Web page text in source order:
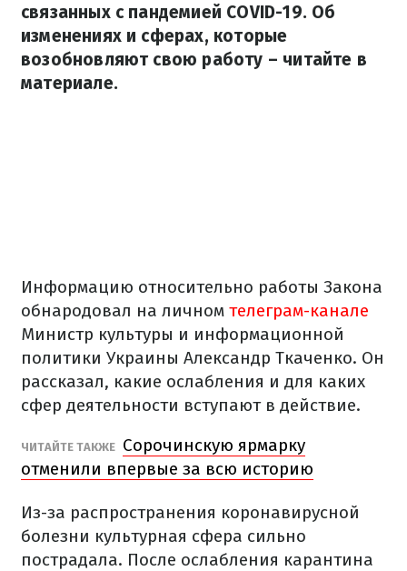
связанных с пандемией COVID-19. Об
изменениях и сферах, которые
возобновляют свою работу – читайте в
материале.
Информацию относительно работы Закона
обнародовал на личном телеграм-канале
Министр культуры и информационной
политики Украины Александр Ткаченко. Он
рассказал, какие ослабления и для каких
сфер деятельности вступают в действие.
ЧИТАЙТЕ ТАКЖЕ Сорочинскую ярмарку
отменили впервые за всю историю
Из-за распространения коронавирусной
болезни культурная сфера сильно
пострадала. После ослабления карантина